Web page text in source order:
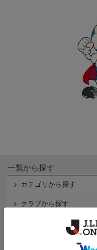
一覧から探す
カテゴリから探す
クラブから探す
インフォメーション